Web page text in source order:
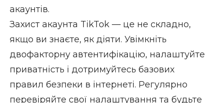
акаунтів.
Захист акаунта TikTok — це не складно,
якщо ви знаєте, як діяти. Увімкніть
двофакторну автентифікацію, налаштуйте
приватність і дотримуйтесь базових
правил безпеки в інтернеті. Регулярно
перевіряйте свої налаштування та будьте